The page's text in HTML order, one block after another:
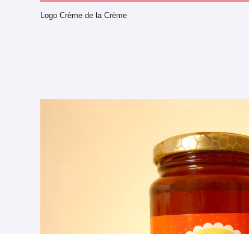
Logo Crème de la Crème